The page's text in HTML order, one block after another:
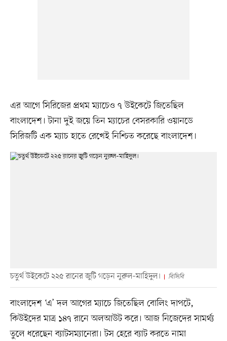
এর আগে সিরিজের প্রথম ম্যাচেও ৭ উইকেটে জিতেছিল
বাংলাদেশ। টানা দুই জয়ে তিন ম্যাচের বেসরকারি ওয়ানডে
সিরিজটি এক ম্যাচ হাতে রেখেই নিশ্চিত করেছে বাংলাদেশ।
চতুর্থ উইকেটে ২২৫ রানের জুটি গড়েন নুরুল–মাহিদুল। বিসিবি
বাংলাদেশ ‘এ’ দল আগের ম্যাচে জিতেছিল বোলিং দাপটে,
কিউইদের মাত্র ১৪৭ রানে অলআউট করে। আজ নিজেদের সামর্থ্য
তুলে ধরেছেন ব্যাটসম্যানেরা। টস হেরে ব্যাট করতে নামা